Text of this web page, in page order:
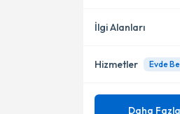
Bakırköy
Diyetisyen
İlgi Alanları
Adölesan Çağı
Hizmetler
Mezuniyet
Daha